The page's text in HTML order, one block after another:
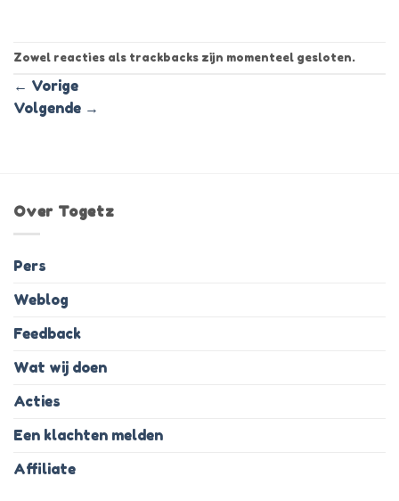
Zowel reacties als trackbacks zijn momenteel gesloten.
← Vorige
Volgende →
Over Togetz
Pers
Weblog
Feedback
Wat wij doen
Acties
Een klachten melden
Affiliate